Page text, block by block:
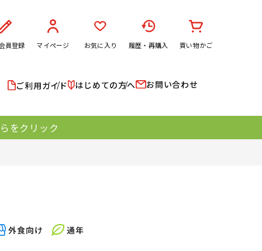
員登録 マイページ お気に入り 履歴・再購入 買い物かご
ご利用ガイド はじめての方へ お問い合わせ
をクリック